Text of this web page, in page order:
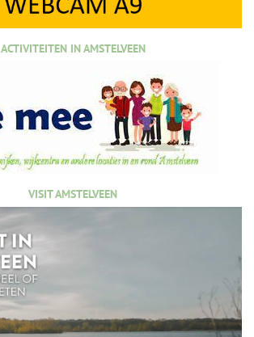
ACTIVITEITEN IN AMSTELVEEN
VISIT AMSTELVEEN